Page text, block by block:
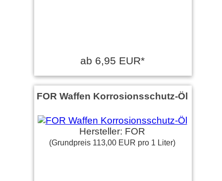
ab 6,95 EUR*
FOR Waffen Korrosionsschutz-Öl
Hersteller: FOR
(Grundpreis 113,00 EUR pro 1 Liter)